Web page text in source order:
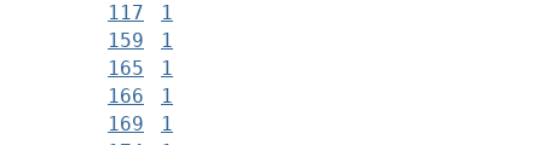
117
1
159
1
165
1
166
1
169
1